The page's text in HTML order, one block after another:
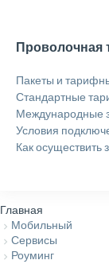
Проволочная
Пакеты и
Стандартные
Международные
Условия
Как осуществить
Главная
Мобильный
Сервисы
Роуминг